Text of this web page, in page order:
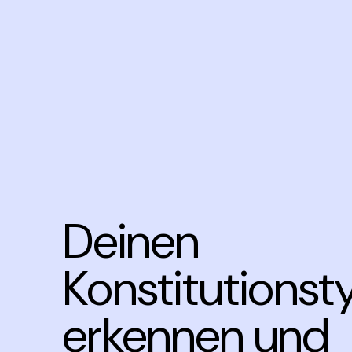
Deinen
erkennen und